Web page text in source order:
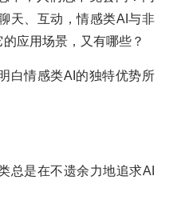
天、互动，情感类AI与非
应用场景，又有哪些？
白情感类AI的独特优势所
总是在不遗余力地追求AI